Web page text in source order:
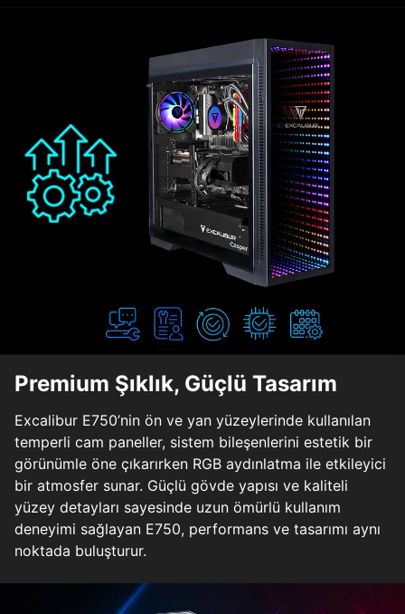
Premium Şıklık, Güçlü Tasarım
Excalibur E750’nin ön ve yan yüzeylerinde kullanılan
temperli cam paneller, sistem bileşenlerini estetik bir
görünümle öne çıkarırken RGB aydınlatma ile etkileyici
bir atmosfer sunar. Güçlü gövde yapısı ve kaliteli
yüzey detayları sayesinde uzun ömürlü kullanım
deneyimi sağlayan E750, performans ve tasarımı aynı
noktada buluşturur.